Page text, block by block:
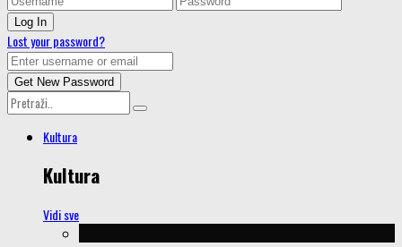
Lost your password?
Kultura
Kultura
Vidi sve